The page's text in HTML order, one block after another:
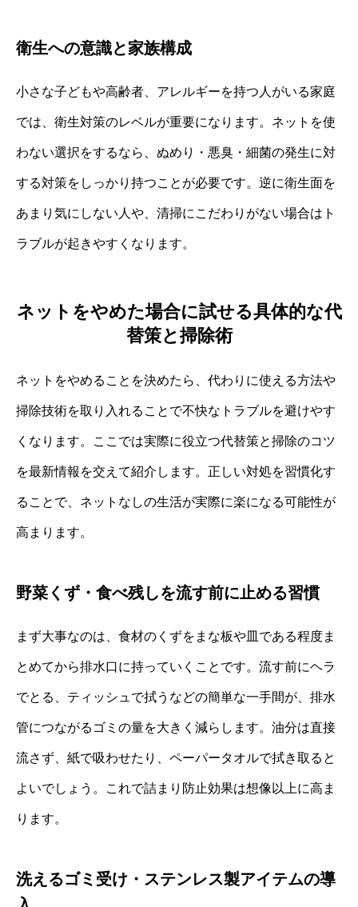
衛生への意識と家族構成
小さな子どもや高齢者、アレルギーを持つ人がいる家庭
では、衛生対策のレベルが重要になります。ネットを使
わない選択をするなら、ぬめり・悪臭・細菌の発生に対
する対策をしっかり持つことが必要です。逆に衛生面を
あまり気にしない人や、清掃にこだわりがない場合はト
ラブルが起きやすくなります。
ネットをやめた場合に試せる具体的な代
替策と掃除術
ネットをやめることを決めたら、代わりに使える方法や
掃除技術を取り入れることで不快なトラブルを避けやす
くなります。ここでは実際に役立つ代替策と掃除のコツ
を最新情報を交えて紹介します。正しい対処を習慣化す
ることで、ネットなしの生活が実際に楽になる可能性が
高まります。
野菜くず・食べ残しを流す前に止める習慣
まず大事なのは、食材のくずをまな板や皿である程度ま
とめてから排水口に持っていくことです。流す前にヘラ
でとる、ティッシュで拭うなどの簡単な一手間が、排水
管につながるゴミの量を大きく減らします。油分は直接
流さず、紙で吸わせたり、ペーパータオルで拭き取ると
よいでしょう。これで詰まり防止効果は想像以上に高ま
ります。
洗えるゴミ受け・ステンレス製アイテムの導